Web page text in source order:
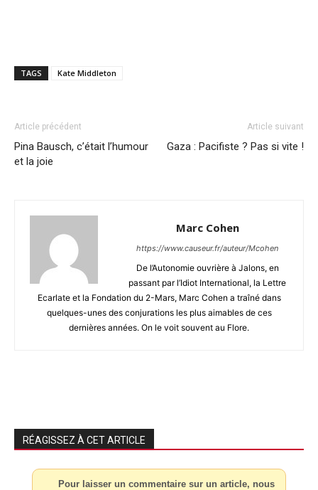
TAGS Kate Middleton
Article précédent
Pina Bausch, c’était l’humour
et la joie
Article suivant
Gaza : Pacifiste ? Pas si vite !
Marc Cohen
https://www.causeur.fr/auteur/Mcohen
De l’Autonomie ouvrière à Jalons, en
passant par l’Idiot International, la Lettre
Ecarlate et la Fondation du 2-Mars, Marc Cohen a traîné dans
quelques-unes des conjurations les plus aimables de ces
dernières années. On le voit souvent au Flore.
RÉAGISSEZ À CET ARTICLE
Pour laisser un commentaire sur un article, nous